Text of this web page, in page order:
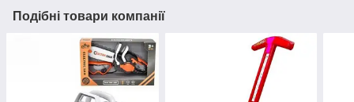
Подібні товари компанії